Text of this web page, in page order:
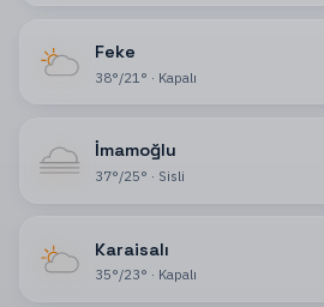
Feke
38°/21 ° · Kapalı
İmamoğlu
37°/25° · Sisli
Karaisalı
35°/23° · Kapalı